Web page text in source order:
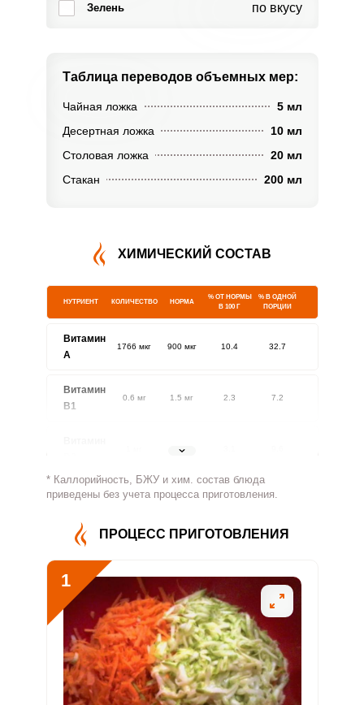
Зелень по вкусу
Таблица переводов объемных мер:
Чайная ложка
5 мл
Десертная ложка
10 мл
Столовая ложка
20 мл
Стакан
200 мл
ХИМИЧЕСКИЙ СОСТАВ
НУТРИЕНТ КОЛИЧЕСТВО НОРМА
% ОТ НОРМЫ
В 100 Г
% В ОДНОЙ
ПОРЦИИ
Витамин
A
1766 мкг 900 мкг 10.4 32.7
Витамин
В1
0.6 мг 1.5 мг 2.3 7.2
1.8 мг
Витамин
440.4 мг 500 мг 4.7 14.7
Витамин
В5
Витамин
В6
2.1 мг 2 мг 5.7 17.7
Витамин
В9
247 мкг 400 мкг 3.3 10.3
Витамин
* Каллорийность, БЖУ и хим. состав блюда
приведены без учета процесса приготовления.
ПРОЦЕСС ПРИГОТОВЛЕНИЯ
1